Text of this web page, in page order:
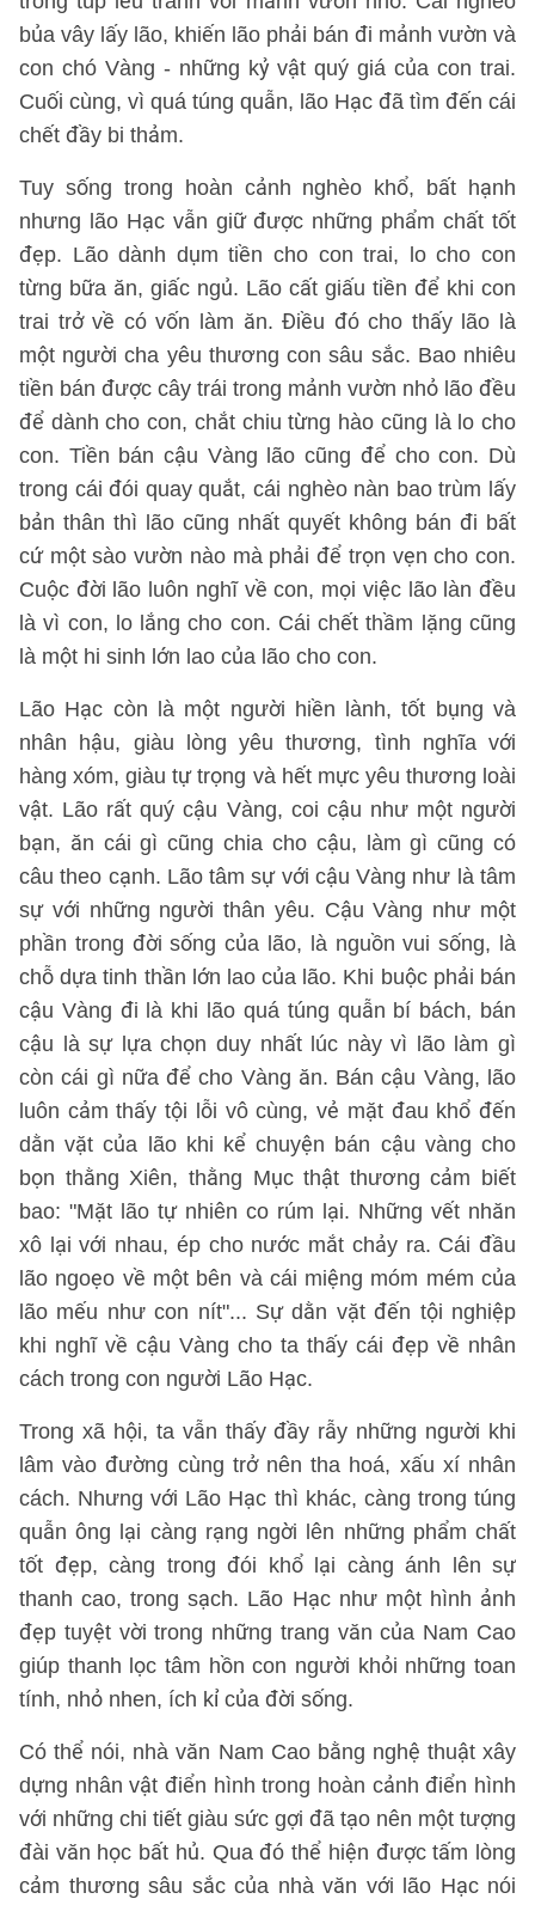
bủa vây lấy lão, khiến lão phải bán đi mảnh vườn và
con chó Vàng - những kỷ vật quý giá của con trai.
Cuối cùng, vì quá túng quẫn, lão Hạc đã tìm đến cái
chết đầy bi thảm.
Tuy sống trong hoàn cảnh nghèo khổ, bất hạnh
nhưng lão Hạc vẫn giữ được những phẩm chất tốt
đẹp. Lão dành dụm tiền cho con trai, lo cho con
từng bữa ăn, giấc ngủ. Lão cất giấu tiền để khi con
trai trở về có vốn làm ăn. Điều đó cho thấy lão là
một người cha yêu thương con sâu sắc. Bao nhiêu
tiền bán được cây trái trong mảnh vườn nhỏ lão đều
để dành cho con, chắt chiu từng hào cũng là lo cho
con. Tiền bán cậu Vàng lão cũng để cho con. Dù
trong cái đói quay quắt, cái nghèo nàn bao trùm lấy
bản thân thì lão cũng nhất quyết không bán đi bất
cứ một sào vườn nào mà phải để trọn vẹn cho con.
Cuộc đời lão luôn nghĩ về con, mọi việc lão làn đều
là vì con, lo lắng cho con. Cái chết thầm lặng cũng
là một hi sinh lớn lao của lão cho con.
Lão Hạc còn là một người hiền lành, tốt bụng và
nhân hậu, giàu lòng yêu thương, tình nghĩa với
hàng xóm, giàu tự trọng và hết mực yêu thương loài
vật. Lão rất quý cậu Vàng, coi cậu như một người
bạn, ăn cái gì cũng chia cho cậu, làm gì cũng có
câu theo cạnh. Lão tâm sự với cậu Vàng như là tâm
sự với những người thân yêu. Cậu Vàng như một
phần trong đời sống của lão, là nguồn vui sống, là
chỗ dựa tinh thần lớn lao của lão. Khi buộc phải bán
cậu Vàng đi là khi lão quá túng quẫn bí bách, bán
cậu là sự lựa chọn duy nhất lúc này vì lão làm gì
còn cái gì nữa để cho Vàng ăn. Bán cậu Vàng, lão
luôn cảm thấy tội lỗi vô cùng, vẻ mặt đau khổ đến
dằn vặt của lão khi kể chuyện bán cậu vàng cho
bọn thằng Xiên, thằng Mục thật thương cảm biết
bao: "Mặt lão tự nhiên co rúm lại. Những vết nhăn
xô lại với nhau, ép cho nước mắt chảy ra. Cái đầu
lão ngoẹo về một bên và cái miệng móm mém của
lão mếu như con nít"... Sự dằn vặt đến tội nghiệp
khi nghĩ về cậu Vàng cho ta thấy cái đẹp về nhân
cách trong con người Lão Hạc.
Trong xã hội, ta vẫn thấy đầy rẫy những người khi
lâm vào đường cùng trở nên tha hoá, xấu xí nhân
cách. Nhưng với Lão Hạc thì khác, càng trong túng
quẫn ông lại càng rạng ngời lên những phẩm chất
tốt đẹp, càng trong đói khổ lại càng ánh lên sự
thanh cao, trong sạch. Lão Hạc như một hình ảnh
đẹp tuyệt vời trong những trang văn của Nam Cao
giúp thanh lọc tâm hồn con người khỏi những toan
tính, nhỏ nhen, ích kỉ của đời sống.
Có thể nói, nhà văn Nam Cao bằng nghệ thuật xây
dựng nhân vật điển hình trong hoàn cảnh điển hình
với những chi tiết giàu sức gợi đã tạo nên một tượng
đài văn học bất hủ. Qua đó thể hiện được tấm lòng
cảm thương sâu sắc của nhà văn với lão Hạc nói